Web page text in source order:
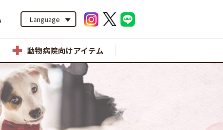
Language
動物病院向けアイテム